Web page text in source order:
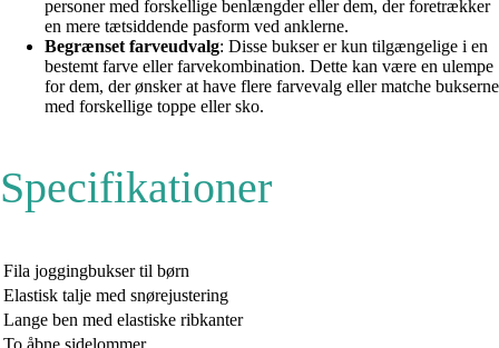
personer med forskellige benlængder eller dem, der foretrækker
en mere tætsiddende pasform ved anklerne.
Begrænset farveudvalg: Disse bukser er kun tilgængelige i en
bestemt farve eller farvekombination. Dette kan være en ulempe
for dem, der ønsker at have flere farvevalg eller matche bukserne
med forskellige toppe eller sko.
Specifikationer
Fila joggingbukser til børn
Elastisk talje med snørejustering
Lange ben med elastiske ribkanter
To åbne sidelommer